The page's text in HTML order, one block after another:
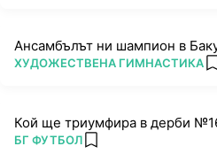
Ансамбълът ни шампион в
ПОВЕЧЕ ОТ
ХУДОЖЕСТВЕНА ГИМНАСТИКА
Кой ще триумфира в дерби
ПОВЕЧЕ ОТ
БГ ФУТБОЛ add favorites